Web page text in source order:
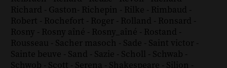
Richard - Gaston- Richepin - Rilke - Rimbaud -
Robert - Rochefort - Roger - Rolland - Ronsard -
Rosny - Rosny aîné - Rosny_aîné - Rostand -
Rousseau - Sacher masoch - Sade - Saint victor -
Sainte beuve - Sand - Sazie - Scholl - Schwab -
Schwob - Scott - Serena - Shakespeare - Silion -